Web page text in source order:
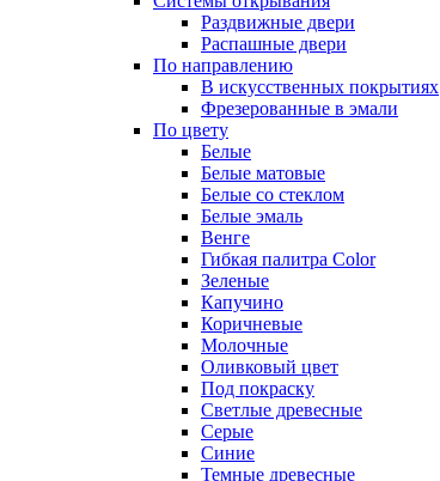
Раздвижные двери
Распашные двери
По направлению
В искусственных покрытиях
Фрезерованные в эмали
По цвету
Белые
Белые матовые
Белые со стеклом
Белые эмаль
Венге
Гибкая палитра Color
Зеленые
Капучино
Коричневые
Молочные
Оливковый цвет
Под покраску
Светлые древесные
Серые
Синие
Темные древесные